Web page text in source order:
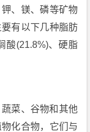
、镁、磷等矿物
有以下几种脂肪
酸(21.8%)、硬脂
菜、谷物和其他
化合物，它们与